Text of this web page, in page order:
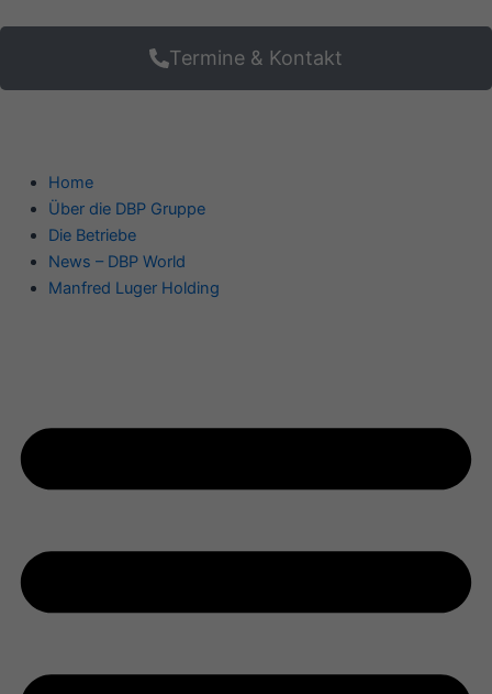
Termine & Kontakt
Home
Über die DBP Gruppe
Die Betriebe
News – DBP World
Manfred Luger Holding